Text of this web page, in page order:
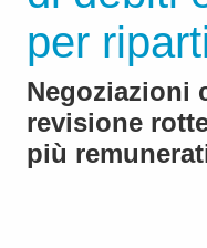
per
Negoziazioni
revisione
più